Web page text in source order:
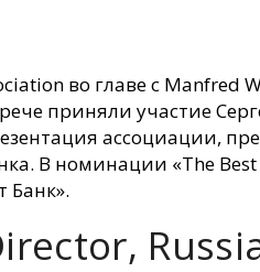
во главе с Manfred
приняли участие
ассоциации,
В номинации «The Best